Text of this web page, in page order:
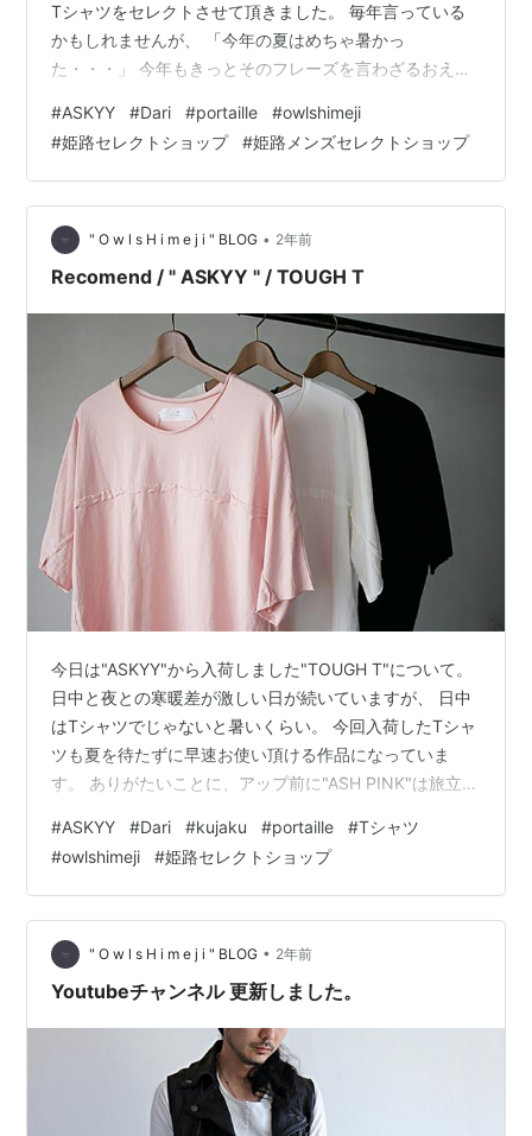
Tシャツをセレクトさせて頂きました。 毎年言っている
かもしれませんが、 「今年の夏はめちゃ暑かっ
た・・・」 今年もきっとそのフレーズを言わざるおえな
(子供の頃)だったら、真夏であっても平気で外に遊んだり
していましたが、 もう最近の夏はそうもいきませんね。
少し話が外れましたが、 そんな凄まじい夏の気温に対応
すべく各ブランドさまのTシャツは、 ゆったりめやオー
バーサイズフィッティングが基本になっているように思
えます。 ゆとりがあることで肌…
#ASKYY #Dari #portaille #owlshimeji
#姫路セレクトショップ #姫路メンズセレクトショップ
" O w l s H i m e j i " BLOG • 2年前
Recomend / " ASKYY " / TOUGH T
今日は"ASKYY"から入荷しました"TOUGH T"について。
日中と夜との寒暖差が激しい日が続いていますが、 日中
はTシャツでじゃないと暑いくらい。 今回入荷したTシャ
ツも夏を待たずに早速お使い頂ける作品になっていま
す。 ありがたいことに、アップ前に"ASH PINK"は旅立っ
ざいますので、 ぜひご検討頂けたらと思います。
▲ASKYY / RS3 / TOUGH T / WHT Price：29,000(+tax)
Material：Cotton 100% Country of origin：JAPAN
Size：Free ▲AS…
#ASKYY #Dari #kujaku #portaille #Tシャツ
#owlshimeji #姫路セレクトショップ
" O w l s H i m e j i " BLOG • 2年前
Youtubeチャンネル 更新しました。